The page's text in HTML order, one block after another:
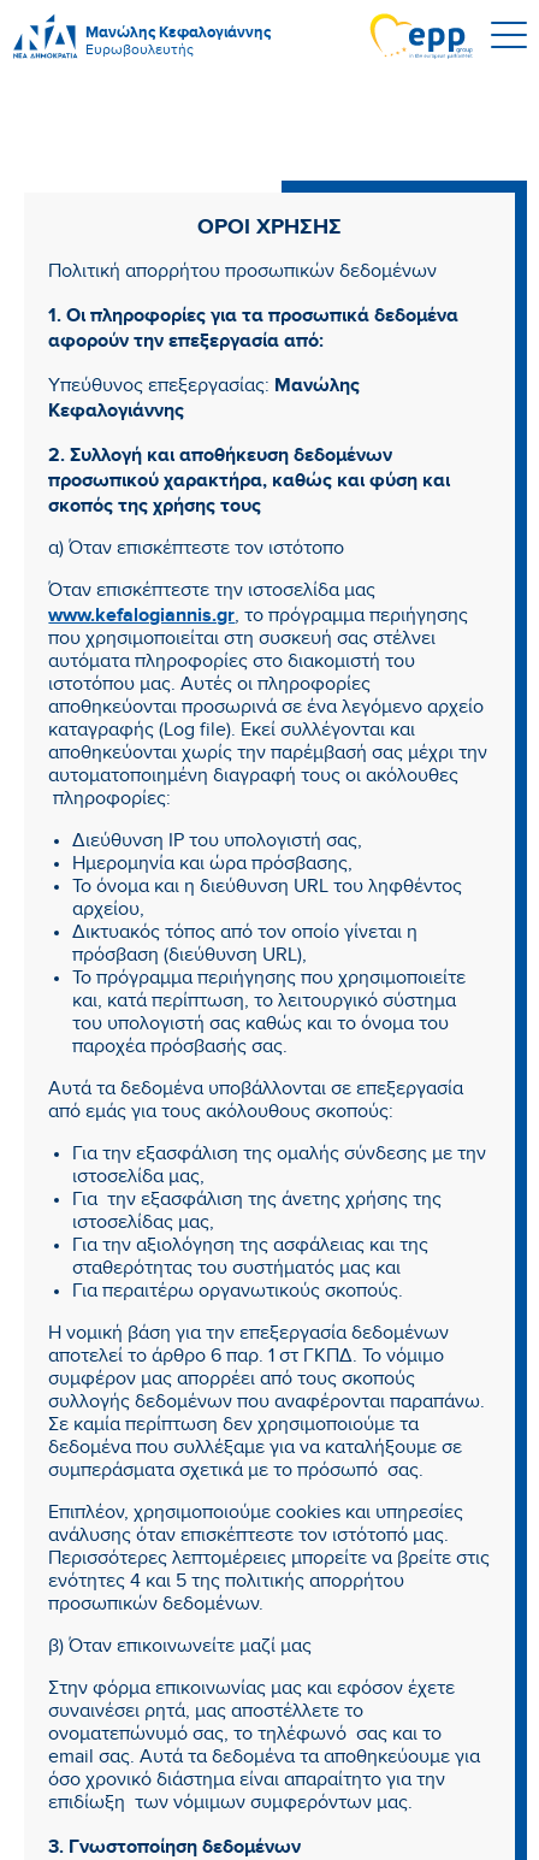
Μανώλης Κεφαλογιάννης
Ευρωβουλευτής
ΟΡΟΙ ΧΡΗΣΗΣ
Πολιτική απορρήτου προσωπικών δεδομένων
1. Οι πληροφορίες για τα προσωπικά δεδομένα
αφορούν την επεξεργασία από:
Υπεύθυνος επεξεργασίας: Μανώλης
Κεφαλογιάννης
2. Συλλογή και αποθήκευση δεδομένων
προσωπικού χαρακτήρα, καθώς και φύση και
σκοπός της χρήσης τους
α) Όταν επισκέπτεστε τον ιστότοπο
Όταν επισκέπτεστε την ιστοσελίδα μας
www.kefalogiannis.gr, το πρόγραμμα περιήγησης
που χρησιμοποιείται στη συσκευή σας στέλνει
αυτόματα πληροφορίες στο διακομιστή του
ιστοτόπου μας. Αυτές οι πληροφορίες
αποθηκεύονται προσωρινά σε ένα λεγόμενο αρχείο
καταγραφής (Log file). Εκεί συλλέγονται και
αποθηκεύονται χωρίς την παρέμβασή σας μέχρι την
αυτοματοποιημένη διαγραφή τους οι ακόλουθες
πληροφορίες:
Διεύθυνση IP του υπολογιστή σας,
Ημερομηνία και ώρα πρόσβασης,
Το όνομα και η διεύθυνση URL του ληφθέντος
αρχείου,
Δικτυακός τόπος από τον οποίο γίνεται η
πρόσβαση (διεύθυνση URL),
Το πρόγραμμα περιήγησης που χρησιμοποιείτε
και, κατά περίπτωση, το λειτουργικό σύστημα
του υπολογιστή σας καθώς και το όνομα του
παροχέα πρόσβασής σας.
Αυτά τα δεδομένα υποβάλλονται σε επεξεργασία
από εμάς για τους ακόλουθους σκοπούς:
Για την εξασφάλιση της ομαλής σύνδεσης με την
ιστοσελίδα μας,
Για την εξασφάλιση της άνετης χρήσης της
ιστοσελίδας μας,
Για την αξιολόγηση της ασφάλειας και της
σταθερότητας του συστήματός μας και
Για περαιτέρω οργανωτικούς σκοπούς.
Η νομική βάση για την επεξεργασία δεδομένων
αποτελεί το άρθρο 6 παρ. 1 στ ΓΚΠΔ. Το νόμιμο
συμφέρον μας απορρέει από τους σκοπούς
συλλογής δεδομένων που αναφέρονται παραπάνω.
Σε καμία περίπτωση δεν χρησιμοποιούμε τα
δεδομένα που συλλέξαμε για να καταλήξουμε σε
συμπεράσματα σχετικά με το πρόσωπό σας.
Επιπλέον, χρησιμοποιούμε cookies και υπηρεσίες
ανάλυσης όταν επισκέπτεστε τον ιστότοπό μας.
Περισσότερες λεπτομέρειες μπορείτε να βρείτε στις
ενότητες 4 και 5 της πολιτικής απορρήτου
προσωπικών δεδομένων.
β) Όταν επικοινωνείτε μαζί μας
Στην φόρμα επικοινωνίας μας και εφόσον έχετε
συναινέσει ρητά, μας αποστέλλετε το
ονοματεπώνυμό σας, το τηλέφωνό σας και το
email σας. Αυτά τα δεδομένα τα αποθηκεύουμε για
όσο χρονικό διάστημα είναι απαραίτητο για την
επιδίωξη των νόμιμων συμφερόντων μας.
3. Γνωστοποίηση δεδομένων